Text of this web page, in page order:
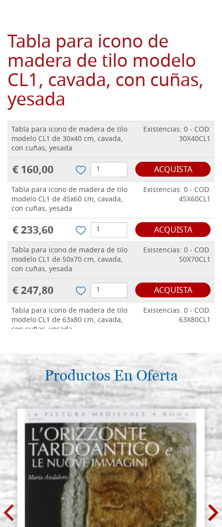
Tabla para icono de
madera de tilo modelo
CL1, cavada, con cuñas,
yesada
Tabla para icono de madera de tilo
modelo CL1 de 30x40 cm, cavada,
con cuñas, yesada
Existencias: 0 - COD.
30X40CL1
€ 160,00 ACQUISTA
Tabla para icono de madera de tilo
modelo CL1 de 45x60 cm, cavada,
con cuñas, yesada
Existencias: 0 - COD.
45X60CL1
€ 233,60 ACQUISTA
Tabla para icono de madera de tilo
modelo CL1 de 50x70 cm, cavada,
con cuñas, yesada
Existencias: 0 - COD.
50X70CL1
€ 247,80 ACQUISTA
Tabla para icono de madera de tilo
modelo CL1 de 63x80 cm, cavada,
con cuñas, yesada
Existencias: 0 - COD.
63X80CL1
€ 351,60 ACQUISTA
Productos En Oferta